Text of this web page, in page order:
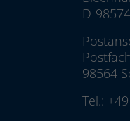
D-
98564
Tel.: